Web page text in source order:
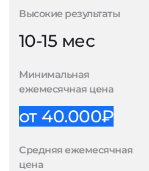
Высокие результаты
10-15 мес
Минимальная
ежемесячная цена
от 40.000₽
Средняя ежемесячная
цена